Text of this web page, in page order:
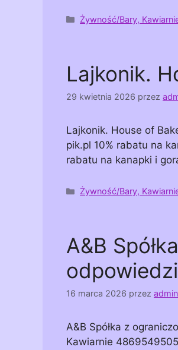
Kategorie
Żywność/Bary,
Lajkonik.
29 kwietnia 2026 przez
Lajkonik. House of
pik.pl 10% rabatu na
rabatu na kanapki i
Kategorie
Żywność/Bary,
A&B
16 marca 2026 przez admin
A&B Spółka z
Kawiarnie